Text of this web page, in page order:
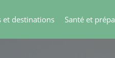
et destinations Santé et